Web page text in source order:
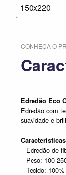
150x220
CONHEÇA O
Edredão Eco
Edredão com
suavidade e
– Edredão de
– Peso: 100-
– Tecido: